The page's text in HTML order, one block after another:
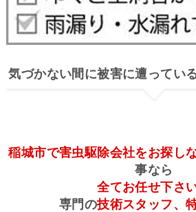
気づかない間に被害に遭ってい
稲城市で害虫駆除会社をお探し
事なら
全てお任せ下さい
専門の技術スタッフ、